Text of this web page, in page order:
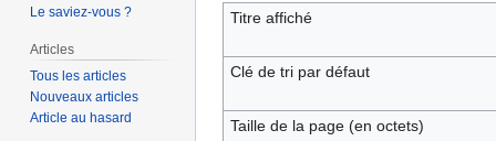
lalaTitre affiché
Clé de tri par défaut
Taille de la page (en octets)
Le saviez-vous ?
Articles
Tous les articles
Nouveaux articles
Article au hasard